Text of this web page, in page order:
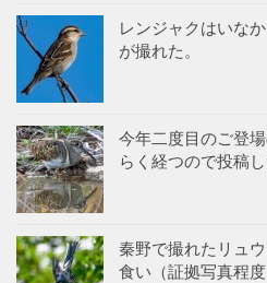
レンジャクはいな
が撮れた。
今年二度目のご登
らく経つので投稿し
秦野で撮れたリュ
食い（証拠写真程度